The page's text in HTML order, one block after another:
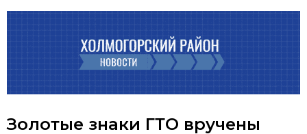
Золотые знаки ГТО вручены